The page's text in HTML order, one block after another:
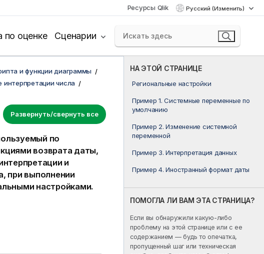
Ресурсы Qlik Русский (Изменить)
по оценке Сценарии
НА ЭТОЙ СТРАНИЦЕ
Региональные настройки
Пример 1. Системные переменные по
умолчанию
Пример 2. Изменение системной
переменной
Пример 3. Интерпретация данных
Пример 4. Иностранный формат даты
ПОМОГЛА ЛИ ВАМ ЭТА СТРАНИЦА?
Если вы обнаружили какую-либо
проблему на этой странице или с ее
содержанием — будь то опечатка,
пропущенный шаг или техническая
и функции диаграммы
интерпретации числа
Развернуть/свернуть все
по
возврата даты,
и
при выполнении
настройками.